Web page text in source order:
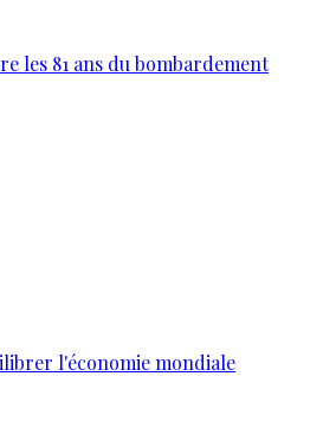
les 81 ans du bombardement
l'économie mondiale